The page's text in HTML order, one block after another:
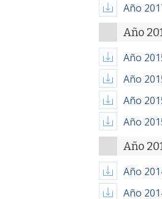
Año
Año
Año
Año
Año
Año
Año
Año
Año